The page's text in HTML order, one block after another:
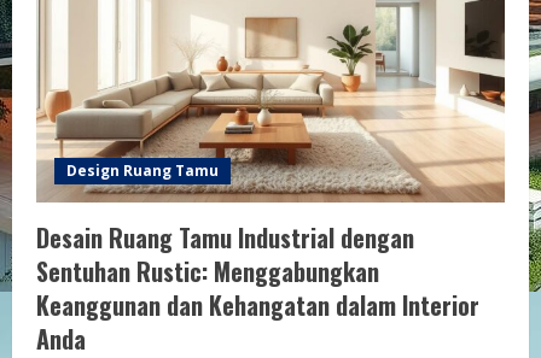
Fungsional
Design Ruang Tamu
Desain Ruang Tamu Industrial dengan
Sentuhan Rustic: Menggabungkan
Keanggunan dan Kehangatan dalam Interior
Anda